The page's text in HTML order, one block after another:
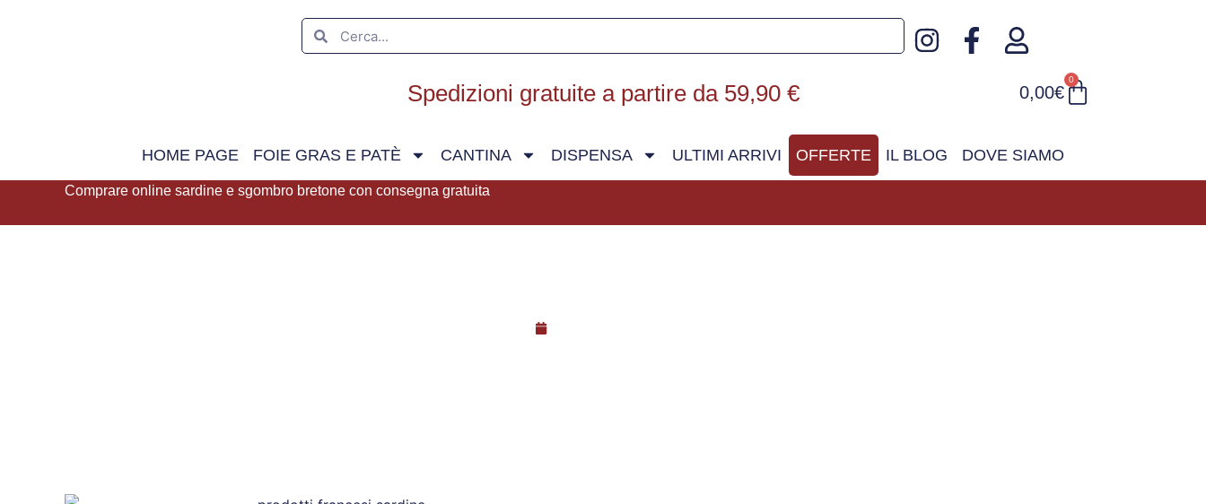
Spedizioni gratuite a partire da 59,90 € 0,00€
0
HOME PAGE FOIE GRAS E PATÈ CANTINA DISPENSA ULTIMI ARRIVI OFFERTE IL BLOG DOVE SIAMO
Comprare online sardine e sgombro bretone con consegna gratuita